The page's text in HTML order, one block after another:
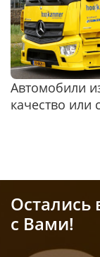
Автомобили
качество
с Вами!